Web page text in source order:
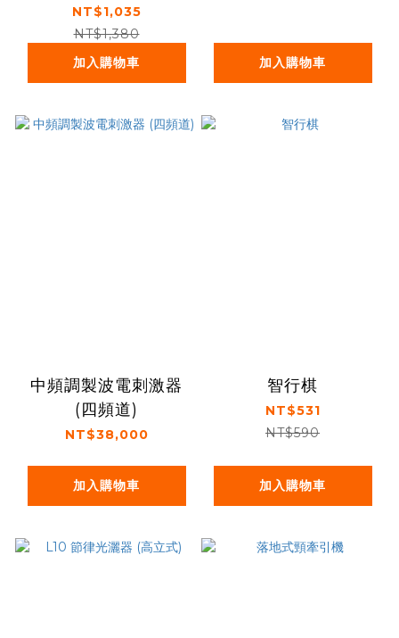
NT$1,035
NT$1,380
加入購物車
加入購物車
中頻調製波電刺激器
(四頻道)
NT$38,000
加入購物車
智行棋
NT$531
NT$590
加入購物車